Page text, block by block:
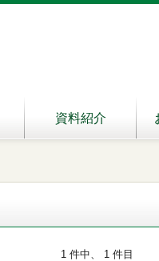
資料紹介
1 件中、 1 件目